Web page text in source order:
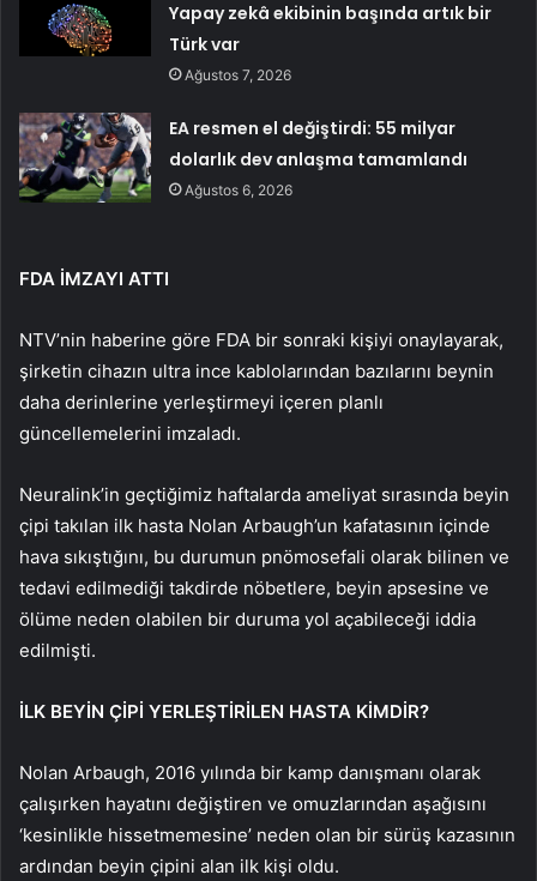
Yapay zekâ ekibinin başında artık bir
Türk var
Ağustos 7, 2026
EA resmen el değiştirdi: 55 milyar
dolarlık dev anlaşma tamamlandı
Ağustos 6, 2026
FDA İMZAYI ATTI
NTV’nin haberine göre FDA bir sonraki kişiyi onaylayarak,
şirketin cihazın ultra ince kablolarından bazılarını beynin
daha derinlerine yerleştirmeyi içeren planlı
güncellemelerini imzaladı.
Neuralink’in geçtiğimiz haftalarda ameliyat sırasında beyin
çipi takılan ilk hasta Nolan Arbaugh’un kafatasının içinde
hava sıkıştığını, bu durumun pnömosefali olarak bilinen ve
tedavi edilmediği takdirde nöbetlere, beyin apsesine ve
ölüme neden olabilen bir duruma yol açabileceği iddia
edilmişti.
İLK BEYİN ÇİPİ YERLEŞTİRİLEN HASTA KİMDİR?
Nolan Arbaugh, 2016 yılında bir kamp danışmanı olarak
çalışırken hayatını değiştiren ve omuzlarından aşağısını
‘kesinlikle hissetmemesine’ neden olan bir sürüş kazasının
ardından beyin çipini alan ilk kişi oldu.